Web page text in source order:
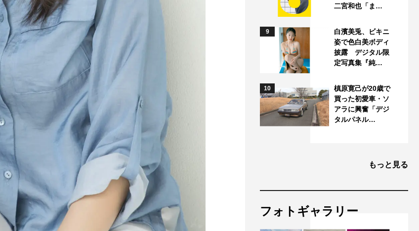
二宮和也「ま…
9
白濱美兎、ビキニ
姿で色白美ボディ
披露 デジタル限
定写真集『純…
10
槙原寛己が20歳で
買った初愛車・ソ
アラに興奮「デジ
タルパネル…
もっと見る
フォトギャラリー